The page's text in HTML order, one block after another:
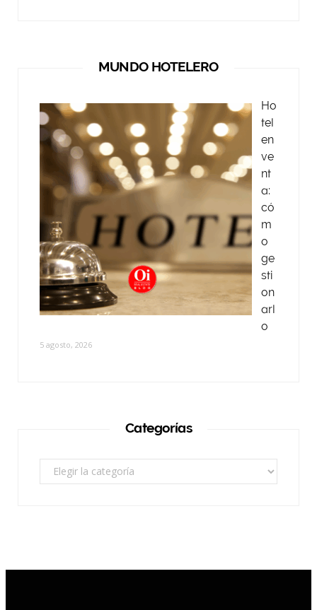
MUNDO HOTELERO
Ho
tel
en
ve
nt
a:
có
m
o
ge
sti
on
arl
o
5 agosto, 2026
Categorías
Categorías